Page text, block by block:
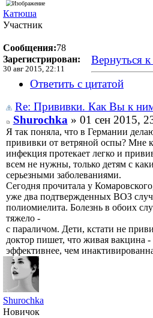
Катюша
Участник
Сообщения:78
Зарегистрирован:
30 авг 2015, 22:11
Вернуться к
Ответить с цитатой
Re: Прививки. Как Вы к ним
Shurochka» 01 сен 2015,
Я так поняла, что в Германии
прививки от ветряной оспы? Мне
инфекция протекает легко и
всем не нужны, только детям с
серьезными заболеваниями.
Сегодня прочитала у
уже два подтвержденных ВОЗ
полиомиелита. Болезнь в обоих
тяжело -
с параличом. Дети, кстати не
доктор пишет, что живая вакцина
эффективнее, чем
Shurochka
Новичок